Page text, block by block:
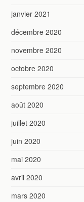
janvier 2021
décembre 2020
novembre 2020
octobre 2020
septembre 2020
août 2020
juillet 2020
juin 2020
mai 2020
avril 2020
mars 2020